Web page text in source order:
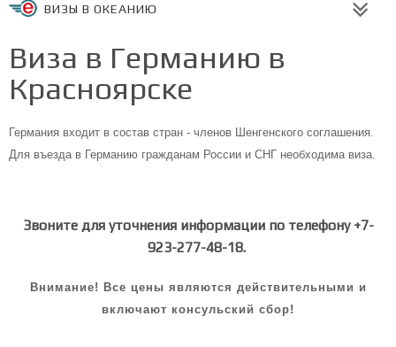
ВИЗЫ В ОКЕАНИЮ
Виза в Германию в
Красноярске
Германия входит в состав стран - членов Шенгенского соглашения.
Для въезда в Германию гражданам России и СНГ необходима виза.
Звоните для уточнения информации по телефону +7-
923-277-48-18.
Внимание! Все цены являются действительными и
включают консульский сбор!